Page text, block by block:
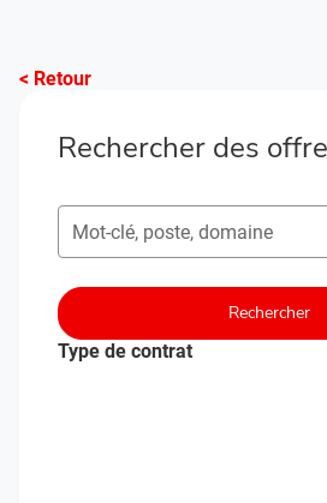
< Retour
Rechercher des
Rechercher des postes ouverts
Rechercher
Type de contrat